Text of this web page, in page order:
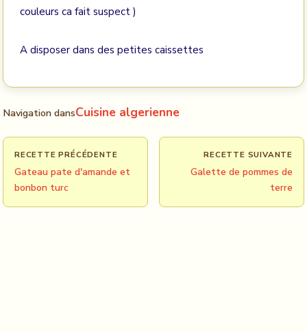
couleurs ca fait suspect )
A disposer dans des petites caissettes
Navigation dansCuisine algerienne
RECETTE PRÉCÉDENTE
Gateau pate d'amande et
bonbon turc
RECETTE SUIVANTE
Galette de pommes de
terre